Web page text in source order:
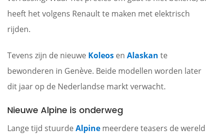
heeft het volgens Renault te maken met elektrisch
rijden.
Tevens zijn de nieuwe Koleos en Alaskan te
bewonderen in Genève. Beide modellen worden later
dit jaar op de Nederlandse markt verwacht.
Nieuwe Alpine is onderweg
Lange tijd stuurde Alpine meerdere teasers de wereld